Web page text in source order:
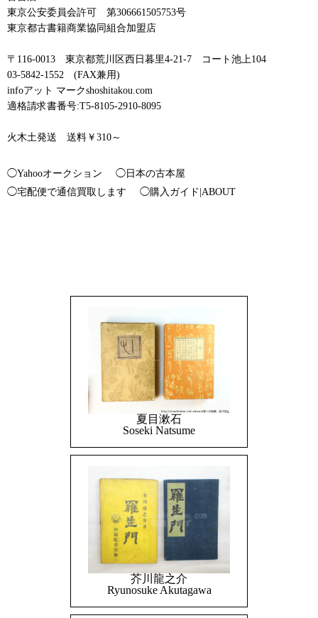
東京公安委員会許可 第306661505753号
東京都古書籍商業協同組合加盟店
〒116-0013 東京都荒川区西日暮里4-21-7 コート池上104
03-5842-1552 (FAX兼用)
infoアット マークshoshitakou.com
適格請求書番号:T5-8105-2910-8095
火木土発送 送料￥310～
◯Yahooオークション
◯日本の古本屋
◯宅配便で通信買取します
◯購入ガイド|ABOUT
夏目漱石
Soseki Natsume
芥川龍之介
Ryunosuke Akutagawa